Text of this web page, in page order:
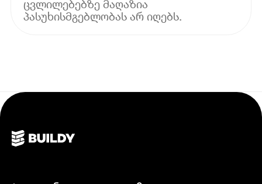
ცვლილებებზე მაღაზია
პასუხისმგებლობას არ იღებს.